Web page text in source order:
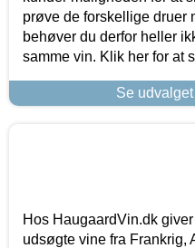
prøve de forskellige druer
behøver du derfor heller
samme vin. Klik her for at
Se
Hos HaugaardVin.dk
udsøgte vine fra Frankrig,